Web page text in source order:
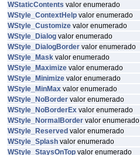
WStaticContents valor enumerado
WStyle_ContextHelp valor enumerado
WStyle_Customize valor enumerado
WStyle_Dialog valor enumerado
WStyle_DialogBorder valor enumerado
WStyle_Mask valor enumerado
WStyle_Maximize valor enumerado
WStyle_Minimize valor enumerado
WStyle_MinMax valor enumerado
WStyle_NoBorder valor enumerado
WStyle_NoBorderEx valor enumerado
WStyle_NormalBorder valor enumerado
WStyle_Reserved valor enumerado
WStyle_Splash valor enumerado
WStyle_StaysOnTop valor enumerado